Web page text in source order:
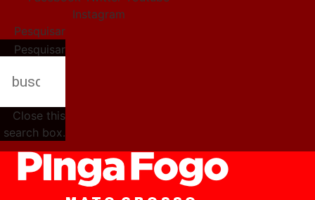
Instagram
Pesquisar
Pesquisar
Close this
search box.